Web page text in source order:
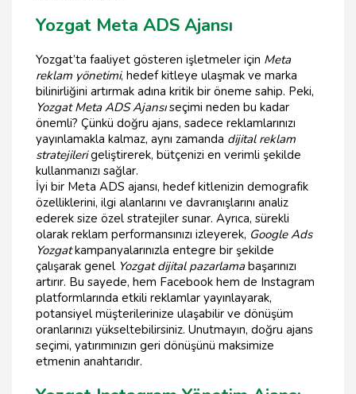
Yozgat Meta ADS Ajansı
Yozgat’ta faaliyet gösteren işletmeler için Meta
reklam yönetimi, hedef kitleye ulaşmak ve marka
bilinirliğini artırmak adına kritik bir öneme sahip. Peki,
Yozgat Meta ADS Ajansıseçimi neden bu kadar
önemli? Çünkü doğru ajans, sadece reklamlarınızı
yayınlamakla kalmaz, aynı zamanda dijital reklam
stratejilerigeliştirerek, bütçenizi en verimli şekilde
kullanmanızı sağlar.
İyi bir Meta ADS ajansı, hedef kitlenizin demografik
özelliklerini, ilgi alanlarını ve davranışlarını analiz
ederek size özel stratejiler sunar. Ayrıca, sürekli
olarak reklam performansınızı izleyerek, Google Ads
Yozgatkampanyalarınızla entegre bir şekilde
çalışarak genel Yozgat dijital pazarlamabaşarınızı
artırır. Bu sayede, hem Facebook hem de Instagram
platformlarında etkili reklamlar yayınlayarak,
potansiyel müşterilerinize ulaşabilir ve dönüşüm
oranlarınızı yükseltebilirsiniz. Unutmayın, doğru ajans
seçimi, yatırımınızın geri dönüşünü maksimize
etmenin anahtarıdır.